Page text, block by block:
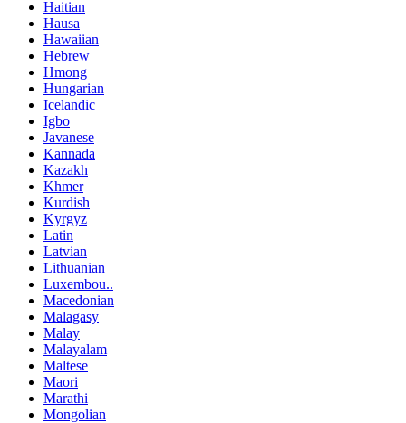
Haitian
Hausa
Hawaiian
Hebrew
Hmong
Hungarian
Icelandic
Igbo
Javanese
Kannada
Kazakh
Khmer
Kurdish
Kyrgyz
Latin
Latvian
Lithuanian
Luxembou..
Macedonian
Malagasy
Malay
Malayalam
Maltese
Maori
Marathi
Mongolian